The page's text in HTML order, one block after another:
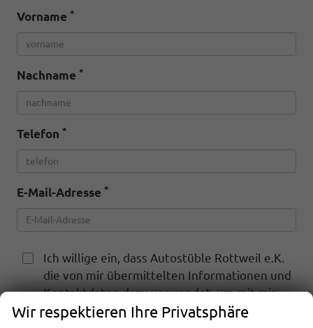
Vorname *
Nachname *
Telefon *
E-Mail-Adresse *
Ich willige ein, dass Autostüble Rottweil e.K.
die von mir übermittelten Informationen und
Kontaktdaten dazu verwendet, um mit mir
anlässlich meiner Kontaktaufnahme in
Wir respektieren Ihre Privatsphäre